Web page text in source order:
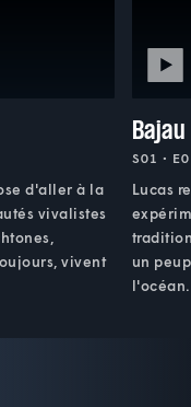
d'aller à la
vivalistes
vivent
S01 •
Lucas
un
l'océan.